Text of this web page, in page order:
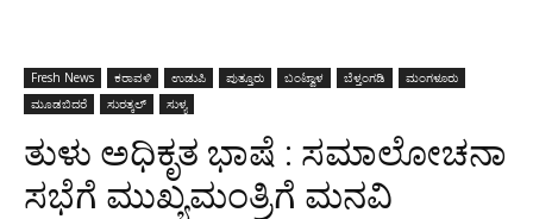
Fresh News ಕರಾವಳಿ ಉಡುಪಿ ಪುತ್ತೂರು ಬಂಟ್ವಾಳ ಬೆಳ್ತಂಗಡಿ
ಮಂಗಳೂರು
ಮೂಡಬಿದರೆ
ಸುರತ್ಕಲ್ ಸುಳ್ಯ
ತುಳು ಅಧಿಕೃತ ಭಾಷೆ : ಸಮಾಲೋಚನಾ
ಸಭೆಗೆ ಮುಖ್ಯಮಂತ್ರಿಗೆ ಮನವಿ